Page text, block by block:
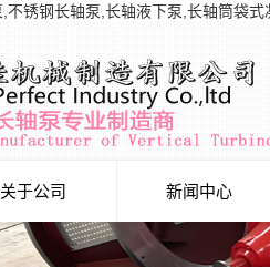
锈钢长轴泵,长轴液下泵,长轴筒袋
关于公司 新闻中心